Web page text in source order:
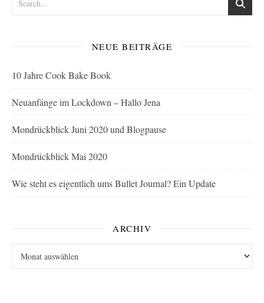
NEUE BEITRÄGE
10 Jahre Cook Bake Book
Neuanfänge im Lockdown – Hallo Jena
Mondrückblick Juni 2020 und Blogpause
Mondrückblick Mai 2020
Wie steht es eigentlich ums Bullet Journal? Ein Update
ARCHIV